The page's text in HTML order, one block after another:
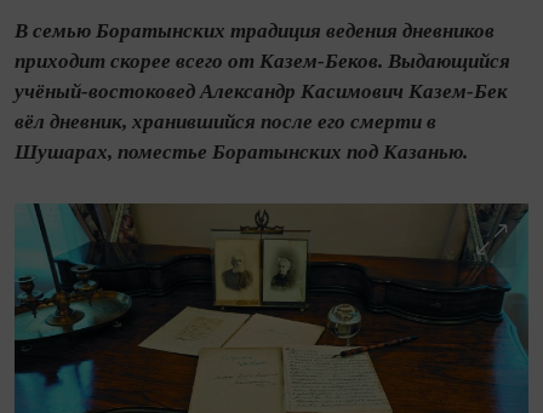
В семью Боратынских традиция ведения дневников
приходит скорее всего от Казем-Беков. Выдающийся
учёный-востоковед Александр Касимович Казем-Бек
вёл дневник, хранившийся после его смерти в
Шушарах, поместье Боратынских под Казанью.